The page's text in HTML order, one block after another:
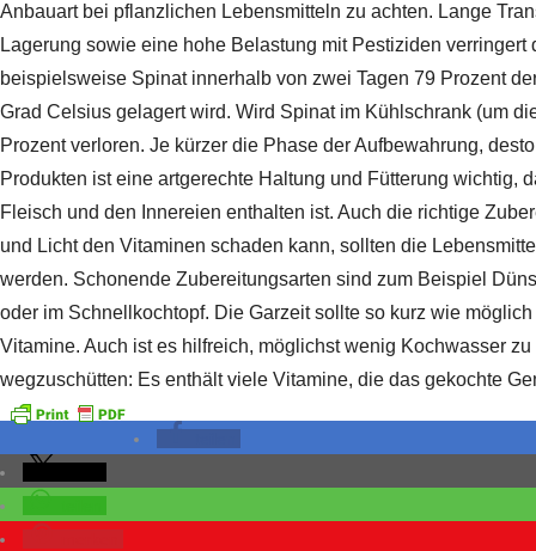
Anbauart bei pflanzlichen Lebensmitteln zu achten. Lange
Lagerung sowie eine hohe Belastung mit Pestiziden
beispielsweise Spinat innerhalb von zwei Tagen 79 Prozent
Grad Celsius gelagert wird. Wird Spinat im Kühlschrank (um
Prozent verloren. Je kürzer die Phase der Aufbewahrung,
Produkten ist eine artgerechte Haltung und Fütterung wichtig,
Fleisch und den Innereien enthalten ist. Auch die richtige
und Licht den Vitaminen schaden kann, sollten die
werden. Schonende Zubereitungsarten sind zum Beispiel
oder im Schnellkochtopf. Die Garzeit sollte so kurz wie
Vitamine. Auch ist es hilfreich, möglichst wenig Kochwasser
wegzuschütten: Es enthält viele Vitamine, die das gekochte